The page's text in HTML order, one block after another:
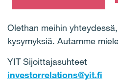
Olethan meihin
kysymyksiä. Autamme
YIT Sijoittajasuhteet
investorrelations@yit.fi